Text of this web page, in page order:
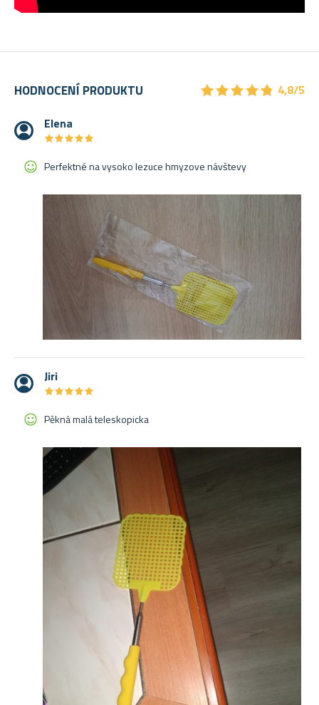
HODNOCENÍ PRODUKTU ★★★★★
★★★★★ 4,8/5
Elena
★★★★★
★★★★★
Perfektné na vysoko lezuce hmyzove návštevy
Jiri
★★★★★
★★★★★
Pěkná malá teleskopicka